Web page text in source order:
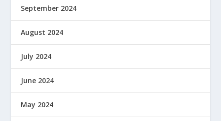
September 2024
August 2024
July 2024
June 2024
May 2024